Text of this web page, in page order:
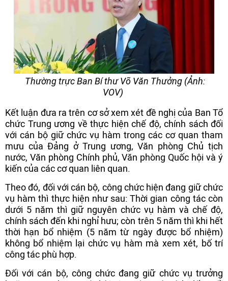
Thường trực Ban Bí thư Võ Văn Thưởng (Ảnh:
VOV)
Kết luận đưa ra trên cơ sở xem xét đề nghị của Ban Tổ
chức Trung ương về thực hiện chế độ, chính sách đối
với cán bộ giữ chức vụ hàm trong các cơ quan tham
mưu của Đảng ở Trung ương, Văn phòng Chủ tịch
nước, Văn phòng Chính phủ, Văn phòng Quốc hội và ý
kiến của các cơ quan liên quan.
Theo đó, đối với cán bộ, công chức hiện đang giữ chức
vụ hàm thì thực hiện như sau: Thời gian công tác còn
dưới 5 năm thì giữ nguyên chức vụ hàm và chế độ,
chính sách đến khi nghỉ hưu; còn trên 5 năm thì khi hết
thời hạn bổ nhiệm (5 năm từ ngày được bổ nhiệm)
không bổ nhiệm lại chức vụ hàm mà xem xét, bố trí
công tác phù hợp.
Đối với cán bộ, công chức đang giữ chức vụ trưởng